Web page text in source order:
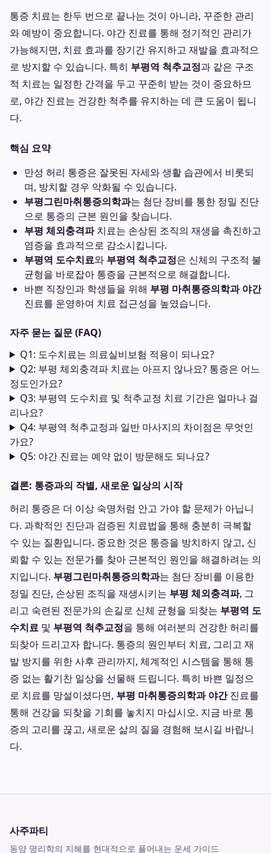
통증 치료는 한두 번으로 끝나는 것이 아니라, 꾸준한 관리
와 예방이 중요합니다. 야간 진료를 통해 정기적인 관리가
가능해지면, 치료 효과를 장기간 유지하고 재발을 효과적으
로 방지할 수 있습니다. 특히 부평역 척추교정과 같은 구조
적 치료는 일정한 간격을 두고 꾸준히 받는 것이 중요하므
로, 야간 진료는 건강한 척추를 유지하는 데 큰 도움이 됩니
다.
핵심 요약
만성 허리 통증은 잘못된 자세와 생활 습관에서 비롯되
며, 방치할 경우 악화될 수 있습니다.
부평그린마취통증의학과는 첨단 장비를 통한 정밀 진단
으로 통증의 근본 원인을 찾습니다.
부평 체외충격파치료는 손상된 조직의 재생을 촉진하고
염증을 효과적으로 감소시킵니다.
부평역 도수치료와 부평역 척추교정은 신체의 구조적 불
균형을 바로잡아 통증을 근본적으로 해결합니다.
바쁜 직장인과 학생들을 위해 부평 마취통증의학과 야간
진료를 운영하여 치료 접근성을 높였습니다.
자주 묻는 질문 (FAQ)
Q1: 도수치료는 의료실비보험 적용이 되나요?
Q2: 부평 체외충격파 치료는 아프지 않나요? 통증은 어느
정도인가요?
Q3: 부평역 도수치료 및 척추교정 치료 기간은 얼마나 걸
리나요?
Q4: 부평역 척추교정과 일반 마사지의 차이점은 무엇인
가요?
Q5: 야간 진료는 예약 없이 방문해도 되나요?
결론: 통증과의 작별, 새로운 일상의 시작
허리 통증은 더 이상 숙명처럼 안고 가야 할 문제가 아닙니
다. 과학적인 진단과 검증된 치료법을 통해 충분히 극복할
수 있는 질환입니다. 중요한 것은 통증을 방치하지 않고, 신
뢰할 수 있는 전문가를 찾아 근본적인 원인을 해결하려는 의
지입니다. 부평그린마취통증의학과는 첨단 장비를 이용한
정밀 진단, 손상된 조직을 재생시키는 부평 체외충격파, 그
리고 숙련된 전문가의 손길로 신체 균형을 되찾는 부평역 도
수치료 및 부평역 척추교정을 통해 여러분의 건강한 허리를
되찾아 드리고자 합니다. 통증의 원인부터 치료, 그리고 재
발 방지를 위한 사후 관리까지, 체계적인 시스템을 통해 통
증 없는 활기찬 일상을 선물해 드립니다. 특히 바쁜 일정으
로 치료를 망설이셨다면, 부평 마취통증의학과 야간진료를
통해 건강을 되찾을 기회를 놓치지 마십시오. 지금 바로 통
증의 고리를 끊고, 새로운 삶의 질을 경험해 보시길 바랍니
다.
사주파티
동양 명리학의 지혜를 현대적으로 풀어내는 운세 가이드